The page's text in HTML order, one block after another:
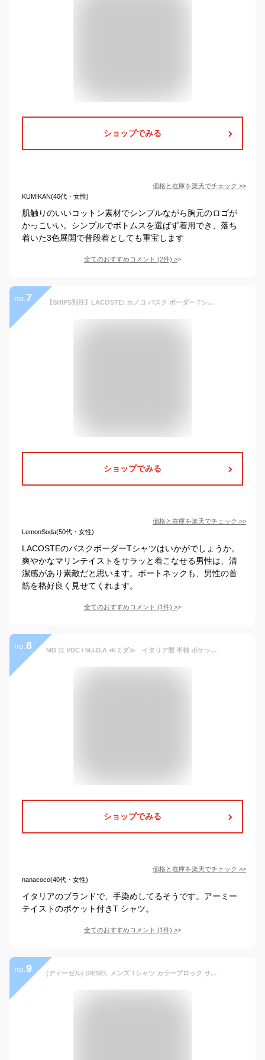
ショップでみる
価格と在庫を楽天でチェック >>
KUMIKAN(40代・女性)
肌触りのいいコットン素材でシンプルながら胸元のロゴが
かっこいい。シンプルでボトムスを選ばず着用でき、落ち
着いた3色展開で普段着としても重宝します
全てのおすすめコメント (2件) >
no. 7 【SHIPS別注】LACOSTE: カノコ バスク ボーダー Tシャツ SHIPS シップス カットソー Tシャツ ネイビー ホワイト グリーン【送料無料】[Rakuten Fashion]
ショップでみる
価格と在庫を楽天でチェック >>
LemonSoda(50代・女性)
LACOSTEのバスクボーダーTシャツはいかがでしょうか。
爽やかなマリンテイストをサラッと着こなせる男性は、清
潔感があり素敵だと思います。ボートネックも、男性の首
筋を格好良く見せてくれます。
全てのおすすめコメント (1件) >
no. 8 MD 11 VDC / M.I.D.A ≪ミダ≫ イタリア製 半袖 ポケット付き Tシャツ イタリアブランド 春夏 メンズ コットン100％ 綿100％ ≪ハンドペイント加工 紺 ネイビー アーミーグリーン≫【送料無料】13000-KBK
ショップでみる
価格と在庫を楽天でチェック >>
nanacoco(40代・女性)
イタリアのブランドで、手染めしてるそうです。アーミー
テイストのポケット付きT シャツ。
全てのおすすめコメント (1件) >
no. 9 (ディーゼル) DIESEL メンズ Tシャツ カラーブロック サステナブル A038410GRAM 3XL メロングリーン 5JGA